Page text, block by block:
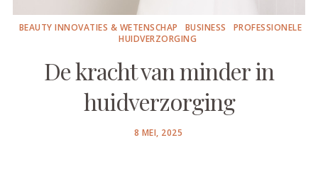
BEAUTY INNOVATIES & WETENSCHAP BUSINESS
PROFESSIONELE
HUIDVERZORGING
De kracht van minder in
huidverzorging
POSTED
8 MEI, 2025